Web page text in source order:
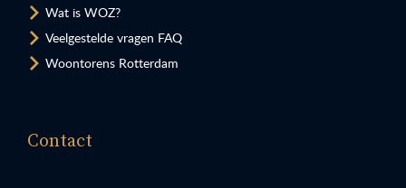
Wat is WOZ?
Veelgestelde vragen FAQ
Woontorens Rotterdam
Contact